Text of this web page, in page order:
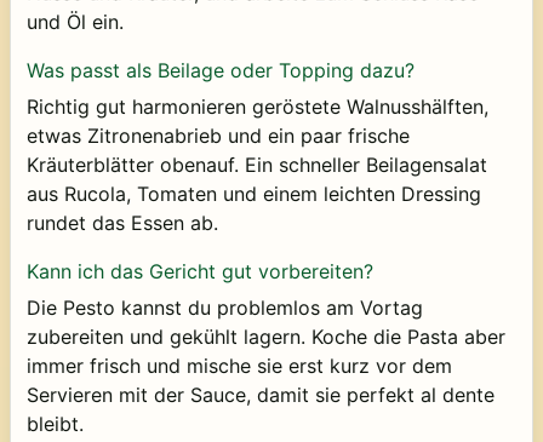
und Öl ein.
Was passt als Beilage oder Topping dazu?
Richtig gut harmonieren geröstete Walnusshälften,
etwas Zitronenabrieb und ein paar frische
Kräuterblätter obenauf. Ein schneller Beilagensalat
aus Rucola, Tomaten und einem leichten Dressing
rundet das Essen ab.
Kann ich das Gericht gut vorbereiten?
Die Pesto kannst du problemlos am Vortag
zubereiten und gekühlt lagern. Koche die Pasta aber
immer frisch und mische sie erst kurz vor dem
Servieren mit der Sauce, damit sie perfekt al dente
bleibt.